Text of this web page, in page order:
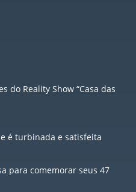
do Reality Show “Casa das
é turbinada e satisfeita
para comemorar seus 47